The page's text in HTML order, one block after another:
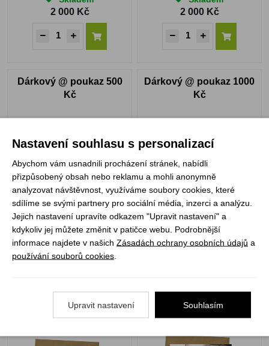
2 000 Kč 2 000 Kč
Dárkový @ poukaz 500
Kč
Skladem
500 Kč
Dárkový @ poukaz 1000
Kč
Skladem
1 000 Kč
Kč
Nastavení souhlasu s personalizací
Abychom vám usnadnili procházení stránek, nabídli
přizpůsobený obsah nebo reklamu a mohli anonymně
analyzovat návštěvnost, využíváme soubory cookies, které
sdílíme se svými partnery pro sociální média, inzerci a analýzu.
Jejich nastavení upravíte odkazem "Upravit nastavení" a
kdykoliv jej můžete změnit v patičce webu. Podrobnější
informace najdete v našich Zásadách ochrany osobních údajů a
používání souborů cookies
Upravit nastavení Souhlasím